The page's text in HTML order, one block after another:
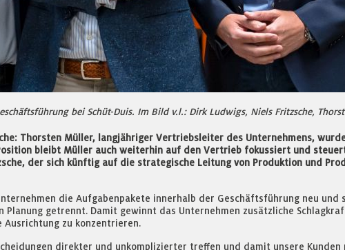
bei Schüt-Duis. Im Bild v.l.: Dirk Ludwigs, Niels Fritzsche,
Thorsten Müller, langjähriger Vertriebsleiter des Unternehmens,
bleibt Müller auch weiterhin auf den Vertrieb fokussiert und
der sich künftig auf die strategische Leitung von Produktion und
die Aufgabenpakete innerhalb der Geschäftsführung neu
getrennt. Damit gewinnt das Unternehmen zusätzliche
zu konzentrieren.
direkter und unkomplizierter treffen und damit unsere